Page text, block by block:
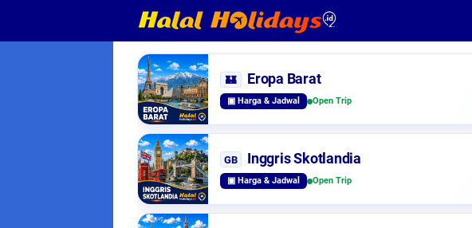
🏰 Eropa Barat
▣ Harga & Jadwal Open Trip
GB Inggris Skotlandia
▣ Harga & Jadwal Open Trip